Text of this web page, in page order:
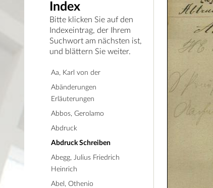
Index
Bitte klicken Sie auf den
Indexeintrag, der Ihrem
Suchwort am nächsten ist,
und blättern Sie weiter.
Aa, Karl von der
Abänderungen
Erläuterungen
Abbos, Gerolamo
Abdruck
Abdruck Schreiben
Abegg, Julius Friedrich
Heinrich
Abel, Othenio